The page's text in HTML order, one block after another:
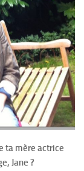
ta mère actrice
Jane ?